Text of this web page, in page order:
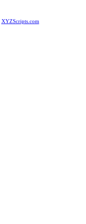
XYZScripts.com